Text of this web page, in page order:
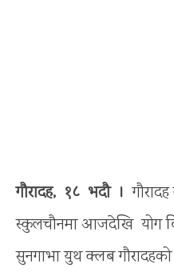
गौरादह, १८ भदौ ।
स्कुलचौनमा आजदेखि योग
सुनगाभा युथ क्लब